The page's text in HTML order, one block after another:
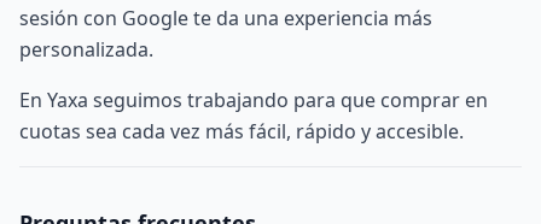
sesión con Googlete da una experiencia más
personalizada.
En Yaxa seguimos trabajando para que comprar en
cuotas sea cada vez más fácil, rápido y accesible.